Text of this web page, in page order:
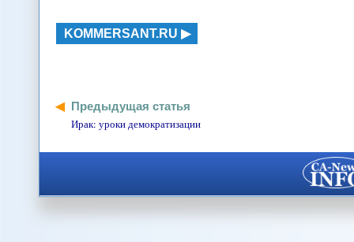
KOMMERSANT.RU
Предыдущая статья
Ирак: уроки демократизации